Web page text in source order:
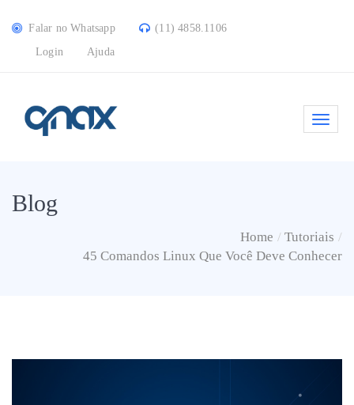
Falar no Whatsapp
(11) 4858.1106
Ajuda
Login
Blog
Home
Tutoriais
45 Comandos Linux Que Você Deve Conhecer